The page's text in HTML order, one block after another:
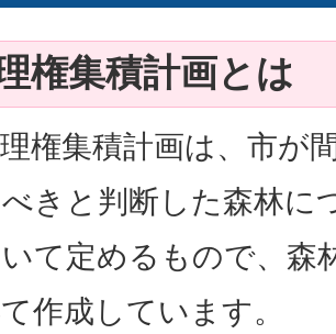
権集積計画とは
権集積計画は、市が
きと判断した森林に
て定めるもので、森
作成しています。